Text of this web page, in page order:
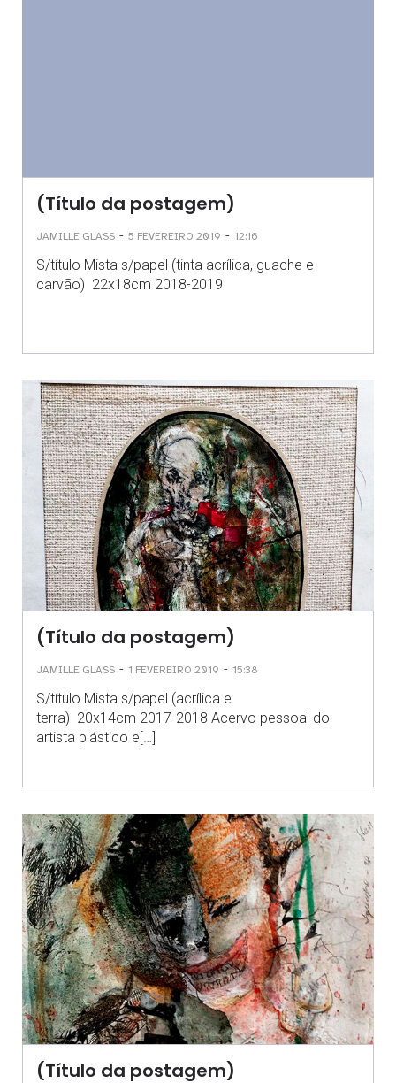
(Título da postagem)
JAMILLE GLASS - 5 FEVEREIRO 2019 - 12:16
S/título Mista s/papel (tinta acrílica, guache e
carvão) 22x18cm 2018-2019
(Título da postagem)
JAMILLE GLASS - 1 FEVEREIRO 2019 - 15:38
S/título Mista s/papel (acrílica e
terra) 20x14cm 2017-2018 Acervo pessoal do
artista plástico e[…]
(Título da postagem)